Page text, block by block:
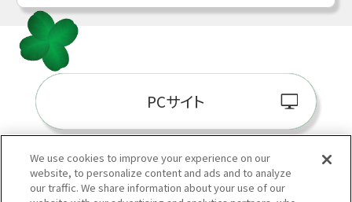
PCサイト
阪神百貨店E-
We use cookies to improve your experience on our
website, to personalize content and ads and to analyze
our traffic. We share information about your use of our